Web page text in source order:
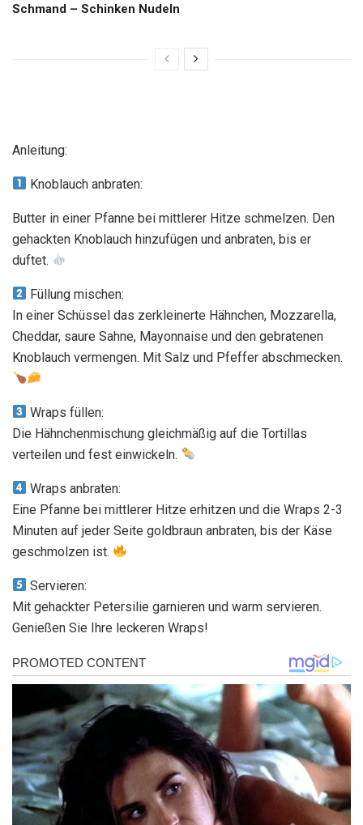
Schmand – Schinken Nudeln
Anleitung:
Knoblauch anbraten:
Butter in einer Pfanne bei mittlerer Hitze schmelzen. Den
gehackten Knoblauch hinzufügen und anbraten, bis er
duftet.
Füllung mischen:
In einer Schüssel das zerkleinerte Hähnchen, Mozzarella,
Cheddar, saure Sahne, Mayonnaise und den gebratenen
Knoblauch vermengen. Mit Salz und Pfeffer abschmecken.
Wraps füllen:
Die Hähnchenmischung gleichmäßig auf die Tortillas
verteilen und fest einwickeln.
Wraps anbraten:
Eine Pfanne bei mittlerer Hitze erhitzen und die Wraps 2-3
Minuten auf jeder Seite goldbraun anbraten, bis der Käse
geschmolzen ist.
Servieren:
Mit gehackter Petersilie garnieren und warm servieren.
Genießen Sie Ihre leckeren Wraps!